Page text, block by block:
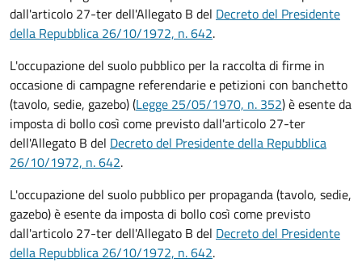
dall'articolo 27-ter dell'Allegato B del Decreto del Presidente
della Repubblica 26/10/1972, n. 642.
L'occupazione del suolo pubblico per la raccolta di firme in
occasione di campagne referendarie e petizioni con banchetto
(tavolo, sedie, gazebo) (Legge 25/05/1970, n. 352) è esente da
imposta di bollo così come previsto dall'articolo 27-ter
dell'Allegato B del Decreto del Presidente della Repubblica
26/10/1972, n. 642.
L'occupazione del suolo pubblico per propaganda (tavolo, sedie,
gazebo) è esente da imposta di bollo così come previsto
dall'articolo 27-ter dell'Allegato B del Decreto del Presidente
della Repubblica 26/10/1972, n. 642.